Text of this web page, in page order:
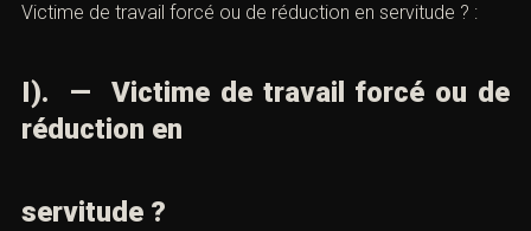
Victime de travail forcé ou de réduction en servitude ? :
I). — Victime de travail forcé ou de
réduction en
servitude ?